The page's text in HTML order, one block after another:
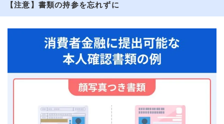
【注意】書類の持参を忘れずに